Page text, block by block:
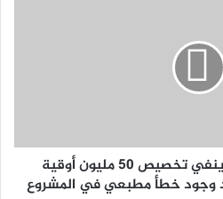
المجلس الأعلى للزكاة ينفي تخصيص 50 مليون أوقية
وجود خطأ مطبعي في المشروع